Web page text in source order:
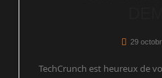
29
TechCrunch est heureux de